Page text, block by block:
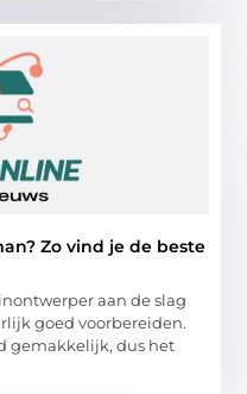
Zo vind je de beste
aan de slag
goed voorbereiden.
gemakkelijk, dus het